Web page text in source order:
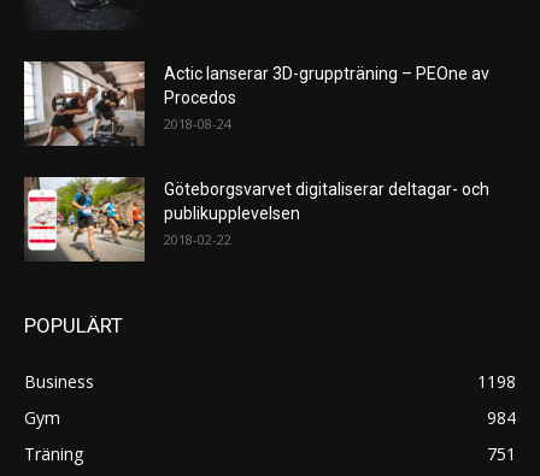
Actic lanserar 3D-gruppträning – PEOne av
Procedos
2018-08-24
Göteborgsvarvet digitaliserar deltagar- och
publikupplevelsen
2018-02-22
POPULÄRT
Business
1198
Gym
984
Träning
751